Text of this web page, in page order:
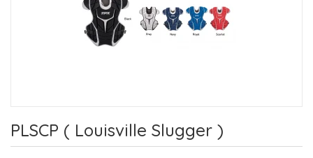
PLSCP ( Louisville Slugger )